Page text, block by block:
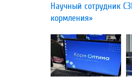
​Научный сотрудник
кормления»